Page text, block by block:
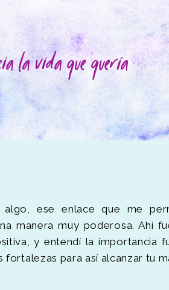
la vida que quería
algo, ese enlace que me
manera muy poderosa. Ahí
y entendí la importancia
fortalezas para así alcanzar tu